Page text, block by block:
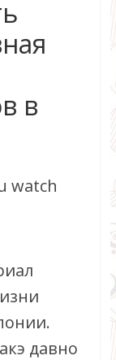
в
watch
давно